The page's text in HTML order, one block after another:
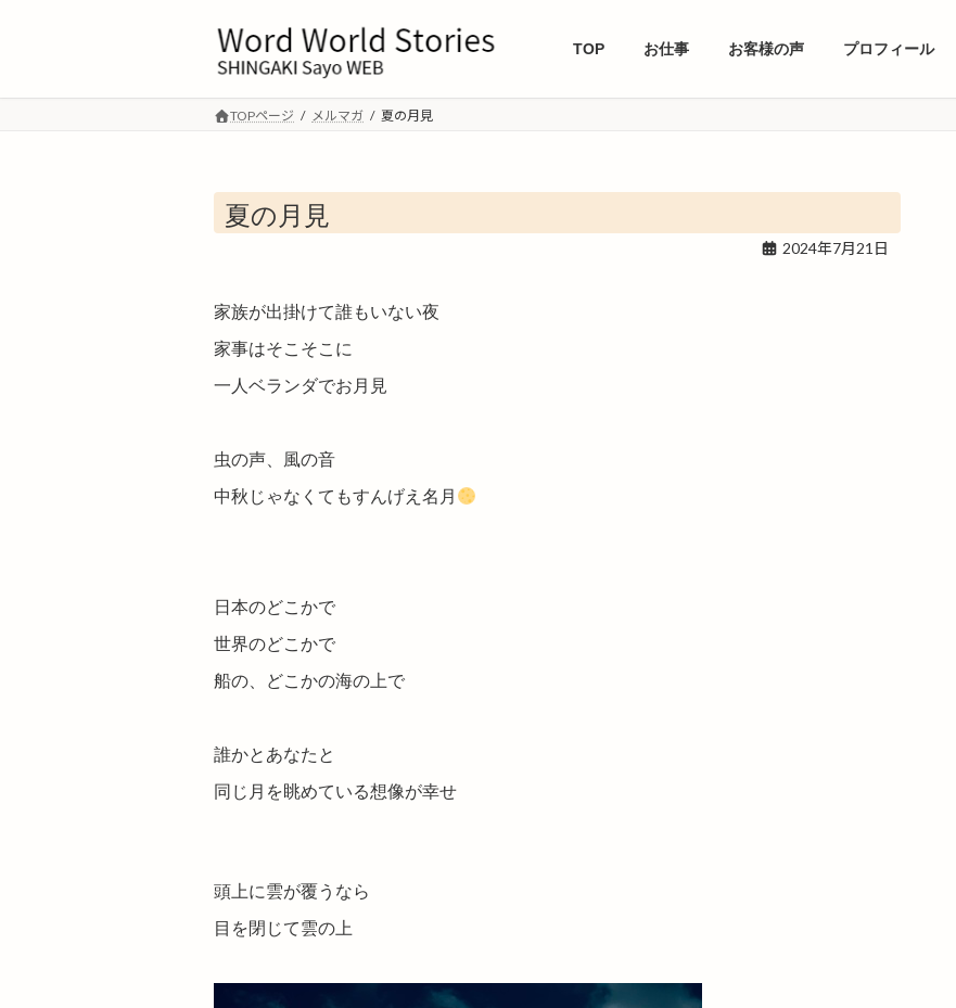
TOP お仕事 お客様の声 プロフィール
TOPページ メルマガ 夏の月見
夏の月見
2024年7月21日
家族が出掛けて誰もいない夜
家事はそこそこに
一人ベランダでお月見
虫の声、風の音
中秋じゃなくてもすんげえ名月
日本のどこかで
世界のどこかで
船の、どこかの海の上で
誰かとあなたと
同じ月を眺めている想像が幸せ
頭上に雲が覆うなら
目を閉じて雲の上